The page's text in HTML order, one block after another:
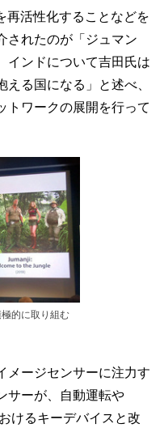
再活性化することなどを
されたのが「ジュマン
インドについて吉田氏は
る国になる」と述べ、
トワークの展開を行って
的に取り組む
メージセンサーに注力す
サーが、自動運転や
けるキーデバイスと改